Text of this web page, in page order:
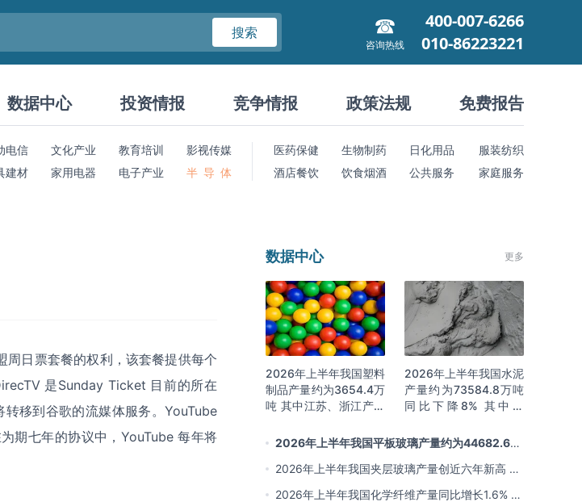
搜索
咨询热线
400-007-6266
010-86223221
数据中心 投资情报 竞争情报 政策法规 免费报告
电信 文化产业 教育培训
影视传媒
建材 家用电器 电子产业 半 导 体
医药保健 生物制药 日化用品
服装纺织
酒店餐饮
饮食烟酒 公共服务 家庭服务
周日票套餐的权利，该套餐提供每个
是Sunday Ticket 目前的所在
移到谷歌的流媒体服务。YouTube
期七年的协议中， YouTube每年将
数据中心 更多
2026年上半年我国塑料
制品产量约为3654.4万
吨 其中江苏、浙江产量
16.0%
2026年上半年我国水泥
产量约为73584.8万吨
同比下降8% 其中广
名前三
2026年上半年我国平板玻璃产量约为44682.6万
重量箱 同比下降5.7% 其中河北产量最多 占比16%
2026年上半年我国夹层玻璃产量创近六年新高 约
为7964.8万平方米 同比下降0.9%
2026年上半年我国化学纤维产量同比增长1.6% 其